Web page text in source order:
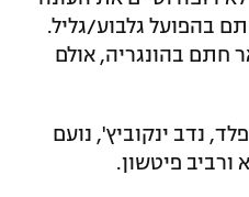
לישראל כשחתם בהפועל גלבוע/גליל.
חתם בהונגריה, אולם
נדב ינקוביץ', נועם
ורביב פיטשון.